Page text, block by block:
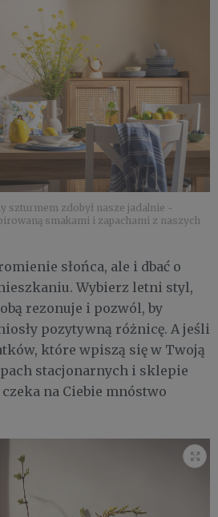
szturmem zdobył nasze jadalnie -
smakami i zapachami z naszych
słońca, ale i dbać o
Wybierz letni styl,
rezonuje i pozwól, by
pozytywną różnicę. A jeśli
które wpiszą się w Twoją
stacjonarnych i sklepie
na Ciebie mnóstwo